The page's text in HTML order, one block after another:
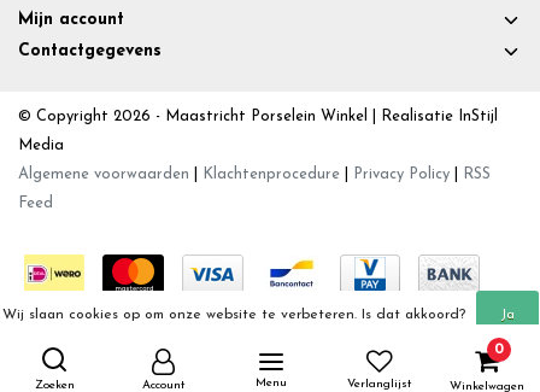
Mijn account
Contactgegevens
© Copyright 2026 - Maastricht Porselein Winkel | Realisatie InStijl
Media
Algemene voorwaarden
Klachtenprocedure Privacy Policy
RSS
Feed
Zoeken Account Menu Verlanglijst
0
Winkelwagen
Wij slaan cookies op om onze website te verbeteren. Is dat akkoord? Ja
Meer over cookies »